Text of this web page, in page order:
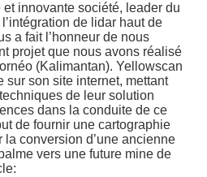
innovante société, leader du
de lidar haut de
a fait l’honneur de nous
projet que nous avons réalisé
(Kalimantan). Yellowscan
sur son site internet, mettant
de leur solution
dans la conduite de ce
de fournir une cartographie
la conversion d’une ancienne
vers une future mine de